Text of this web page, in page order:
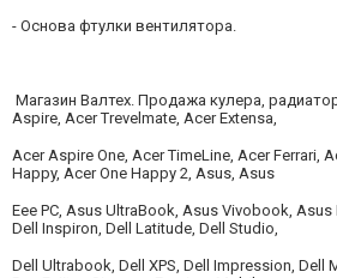
- Основа фтулки вентилятора.
Магазин Валтех. Продажа кулера,
Aspire, Acer Trevelmate, Acer Extensa,
AcerAspire One, Acer TimeLine, Acer Ferrari,
Happy, Acer One Happy 2, Asus, Asus
Eee PC, Asus UltraBook, Asus Vivobook, Asus
Dell Inspiron, Dell Latitude, Dell Studio,
Dell Ultrabook, Dell XPS, Dell Impression, Dell